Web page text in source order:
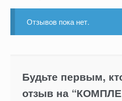
Отзывов пока нет.
Будьте первым,
отзыв на